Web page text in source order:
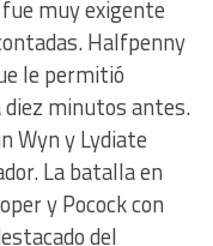
muy exigente
Halfpenny
le permitió
minutos antes.
Wyn y Lydiate
La batalla en
y Pocock con
del